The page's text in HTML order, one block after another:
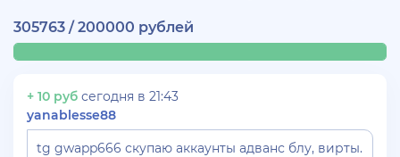
305763 / 200000 рублей
+ 10 руб сегодня в 21:43
yanablesse88
tg gwapp666 скупаю аккаунты адванс блу, вирты.